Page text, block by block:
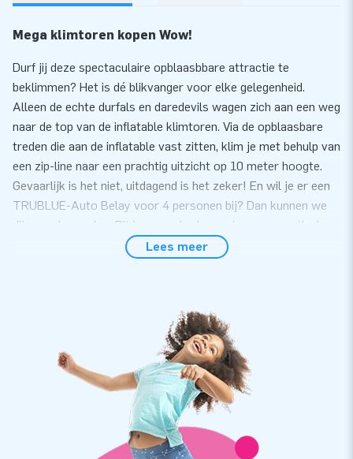
Mega klimtoren kopen Wow!
Durf jij deze spectaculaire opblaasbbare attractie te
beklimmen? Het is dé blikvanger voor elke gelegenheid.
Alleen de echte durfals en daredevils wagen zich aan een weg
naar de top van de inflatable klimtoren. Via de opblaasbare
treden die aan de inflatable vast zitten, klim je met behulp van
een zip-line naar een prachtig uitzicht op 10 meter hoogte.
Gevaarlijk is het niet, uitdagend is het zeker! En wil je er een
TRUBLUE-Auto Belay voor 4 personen bij? Dan kunnen we
dit voor je regelen. Dit is een zekering met een magnetische
remtechniek, die jouw veiligheid garandeert. Deze mega
gebruiken, heb je een TRUBLUE-Auto Belay voor 4 personen
nodig. Dit is een zekering met een magnetische remtechniek,
die jouw veiligheid garandeert. De TRUBLUE-Auto Belay is
apart verkrijgbaar.
Koop een Inflatable Climb bij JB
Wil jij je eigen opblaasbare klimmuur kopen? Dat kan! De
Lees meer